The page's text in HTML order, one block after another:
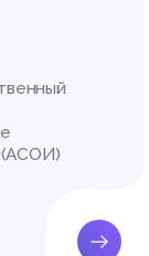
Выбор метода